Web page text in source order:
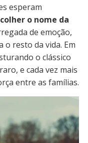
esperam
o nome da
de emoção,
o resto da vida. Em
o clássico
e cada vez mais
entre as famílias.